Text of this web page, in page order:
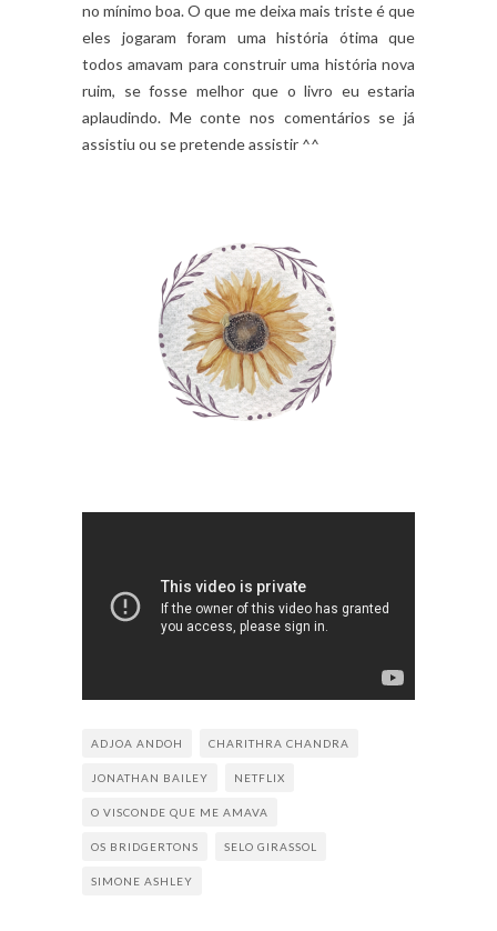
no mínimo boa. O que me deixa mais triste é que
eles jogaram foram uma história ótima que
todos amavam para construir uma história nova
ruim, se fosse melhor que o livro eu estaria
aplaudindo. Me conte nos comentários se já
assistiu ou se pretende assistir ^^
ADJOA ANDOH CHARITHRA CHANDRA
JONATHAN BAILEY NETFLIX
O VISCONDE QUE ME AMAVA
OS BRIDGERTONS SELO GIRASSOL
SIMONE ASHLEY